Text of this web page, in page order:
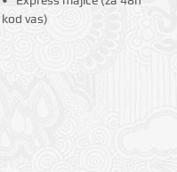
kod vas)